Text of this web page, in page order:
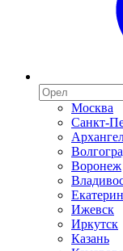
Москва
Санкт-
Воронеж
Ижевск
Иркутск
Казань